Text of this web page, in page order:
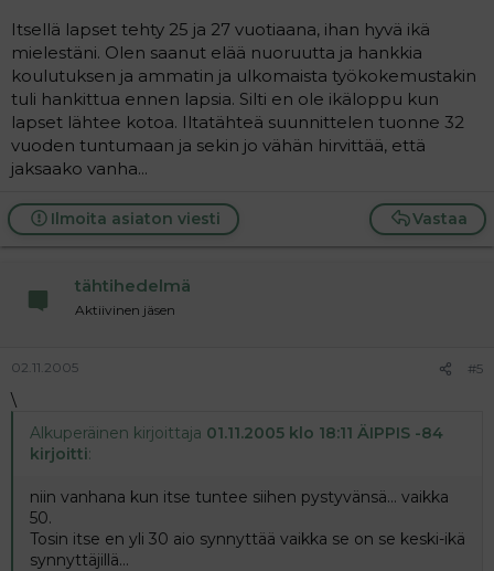
Itsellä lapset tehty 25 ja 27 vuotiaana, ihan hyvä ikä
mielestäni. Olen saanut elää nuoruutta ja hankkia
koulutuksen ja ammatin ja ulkomaista työkokemustakin
tuli hankittua ennen lapsia. Silti en ole ikäloppu kun
lapset lähtee kotoa. Iltatähteä suunnittelen tuonne 32
vuoden tuntumaan ja sekin jo vähän hirvittää, että
jaksaako vanha...
Vastaa
Ilmoita asiaton viesti
tähtihedelmä
Aktiivinen jäsen
02.11.2005 #5
\
Alkuperäinen kirjoittaja 01.11.2005 klo 18:11 ÄIPPIS -84
kirjoitti:
niin vanhana kun itse tuntee siihen pystyvänsä... vaikka
50.
Tosin itse en yli 30 aio synnyttää vaikka se on se keski-ikä
synnyttäjillä...